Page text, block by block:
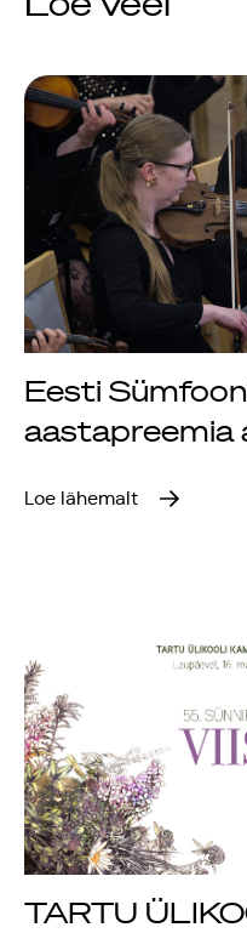
XIX
Eesti
aastapreemia
Loe lähemalt
TARTU